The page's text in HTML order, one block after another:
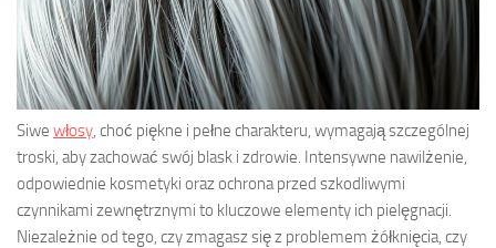
Siwe włosy , choć piękne i pełne charakteru, wymagają szczególnej
troski, aby zachować swój blask i zdrowie. Intensywne nawilżenie,
odpowiednie kosmetyki oraz ochrona przed szkodliwymi
czynnikami zewnętrznymi to kluczowe elementy ich pielęgnacji.
Niezależnie od tego, czy zmagasz się z problemem żółknięcia, czy